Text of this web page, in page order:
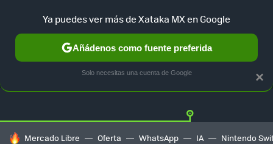
GUÍA DE COMPRAS MERCADO LIBRE
HOY SE HABLA DE
Mercado Libre Oferta WhatsApp IA Nintendo
×
Ya puedes ver más de Xataka MX en Google
Añádenos como fuente preferida
Solo necesitas una cuenta de Google